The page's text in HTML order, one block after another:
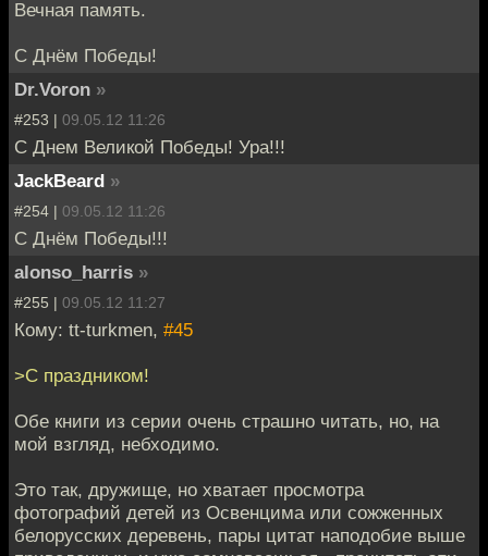
Вечная память.
С Днём Победы!
Dr.Voron »
#253 | 09.05.12 11:26
С Днем Великой Победы! Ура!!!
JackBeard »
#254 | 09.05.12 11:26
С Днём Победы!!!
alonso_harris »
#255 | 09.05.12 11:27
Кому: tt-turkmen, #45
>C праздником!
Обе книги из серии очень страшно читать, но, на
мой взгляд, небходимо.
Это так, дружище, но хватает просмотра
фотографий детей из Освенцима или сожженных
белорусских деревень, пары цитат наподобие выше